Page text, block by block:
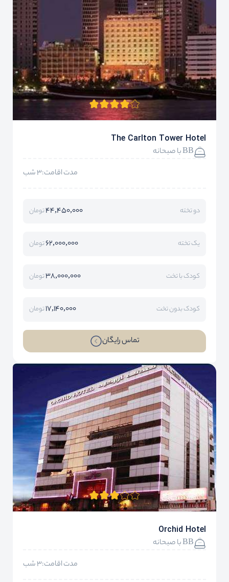
The Carlton Tower Hotel
BB با صبحانه
مدت اقامت:3 شب
دو تخته 44,450,000تومان
یک تخته 62,000,000تومان
کودک با تخت 38,000,000تومان
کودک بدون تخت 17,140,000تومان
تماس رایگان
Orchid Hotel
BB با صبحانه
مدت اقامت:3 شب